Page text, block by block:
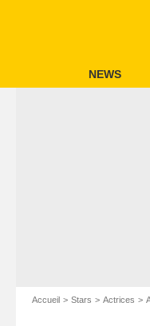
NEWS
Accueil Stars Actrices